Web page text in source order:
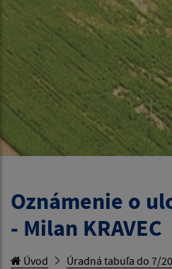
Oznámenie o
- Milan KRAVEC
Úvod Úradná tabuľa do 7/